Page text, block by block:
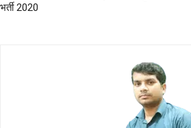
भर्ती 2020